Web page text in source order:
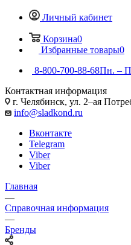
Личный кабинет
Корзина0
Избранные товары0
8-800-700-88-68Пн. –
Контактная информация
г. Челябинск, ул. 2–ая
info@sladkond.ru
Вконтакте
Telegram
Viber
Viber
Главная
—
Справочная информация
—
Бренды